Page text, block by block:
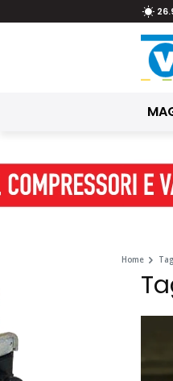
Home